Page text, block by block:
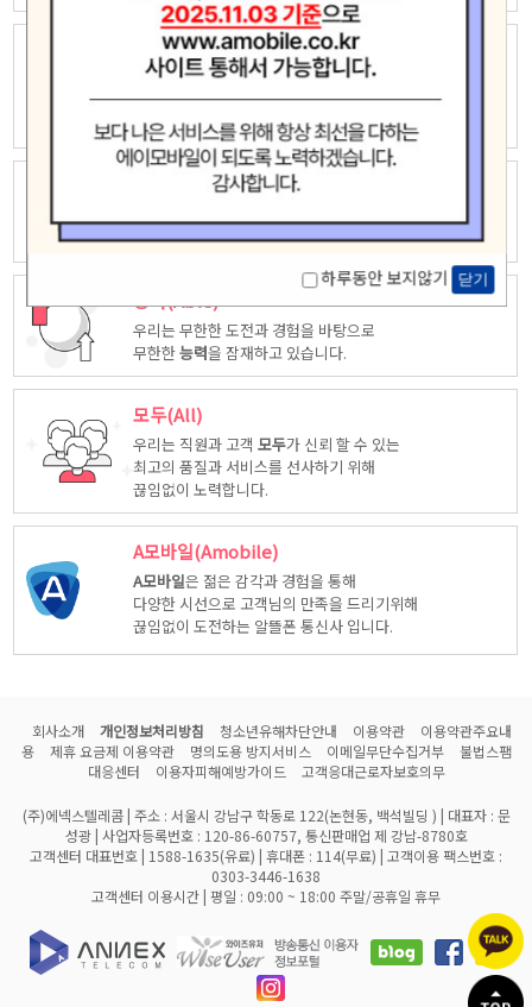
하루동안 보지않기 닫기
놀라운(Amazing)
우리는 고객중심 능력은 고객을 위해 다양한
시각에서 만들어진놀라운상품을
제공합니다.
노력하겠습니다.
능력(Able)
우리는 무한한 도전과 경험을 바탕으로
무한한능력을 잠재하고 있습니다.
모두(All)
우리는 직원과 고객모두가 신뢰 할 수 있는
최고의 품질과 서비스를 선사하기 위해
끊임없이 노력합니다.
A모바일(Amobile)
A모바일은 젊은 감각과 경험을 통해
다양한 시선으로 고객님의 만족을 드리기위해
끊임없이 도전하는 알뜰폰 통신사 입니다.
회사소개 개인정보처리방침 청소년유해차단안내 이용약관
이용약관주요내
용
제휴 요금제 이용약관 명의도용 방지서비스 이메일무단수집거부
불법스팸
대응센터
이용자피해예방가이드 고객응대근로자보호의무
(주)에넥스텔레콤 | 주소 : 서울시 강남구 학동로 122(논현동, 백석빌딩 ) | 대표자 : 문
성광 | 사업자등록번호 : 120-86-60757, 통신판매업 제 강남-8780호
고객센터 대표번호 | 1588-1635(유료) | 휴대폰 : 114(무료) | 고객이용 팩스번호 :
0303-3446-1638
고객센터 이용시간 | 평일 : 09:00 ~ 18:00 주말/공휴일 휴무